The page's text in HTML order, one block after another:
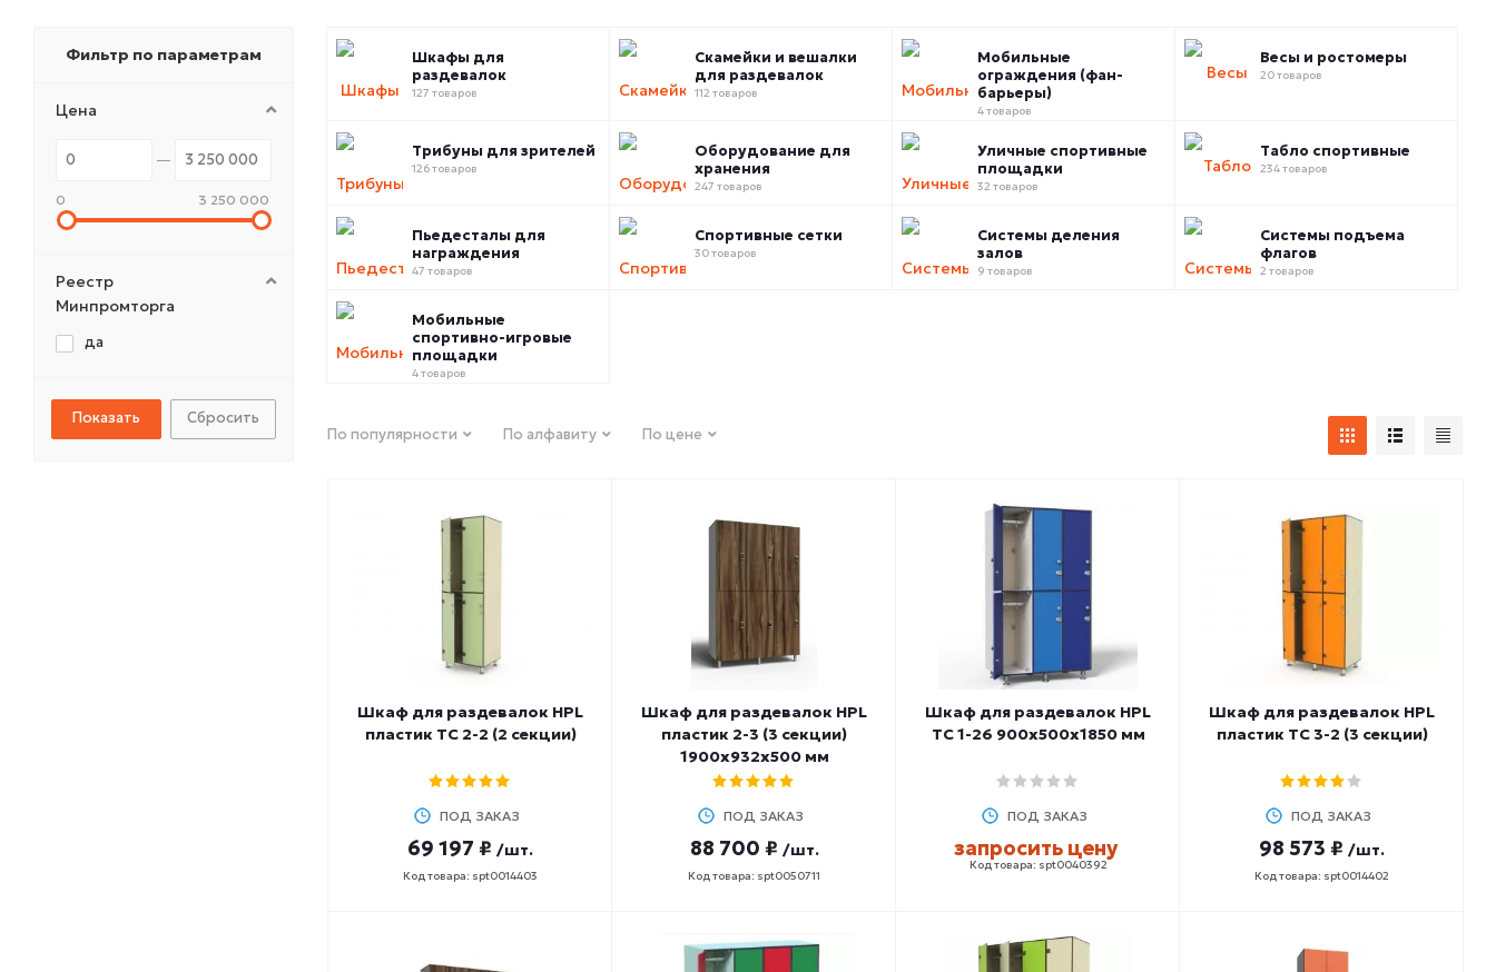
Шкафы для
раздевалок
127 товаров
Скамейки и вешалки
для раздевалок
112 товаров
Мобильные
ограждения (фан-
барьеры)
4 товаров
Весы и ростомеры
20 товаров
Трибуны для зрителей
126 товаров
Оборудование для
хранения
247 товаров
Уличные спортивные
площадки
32 товаров
Табло спортивные
234 товаров
Пьедесталы для
награждения
47 товаров
Спортивные сетки
30 товаров
Системы деления
залов
9 товаров
Системы подъема
флагов
2 товаров
Мобильные
спортивно-игровые
площадки
4 товаров
По популярности По алфавиту По цене
Шкаф для раздевалок HPL
пластик ТС 2-2 (2 секции)
ПОД ЗАКАЗ
69 197 ₽ /шт.
Код товара: spt0014403
Шкаф для раздевалок HPL
пластик 2-3 (3 секции)
1900х932х500 мм
ПОД ЗАКАЗ
88 700 ₽ /шт.
Код товара: spt0050711
Шкаф для раздевалок HPL
ТС 1-26 900х500х1850 мм
ПОД ЗАКАЗ
запросить цену
Код товара: spt0040392
Шкаф для раздевалок HPL
пластик ТС 3-2 (3 секции)
ПОД ЗАКАЗ
98 573 ₽ /шт.
Код товара: spt0014402
Фильтр по параметрам
Цена
0 3 250 000
Реестр
Минпромторга
да
Сбросить